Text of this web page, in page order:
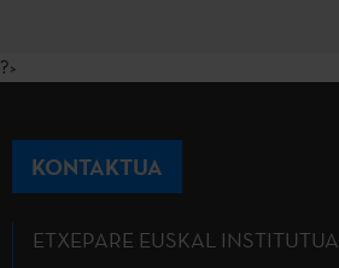
?>
KONTAKTUA
ETXEPARE EUSKAL INSTITUTUA